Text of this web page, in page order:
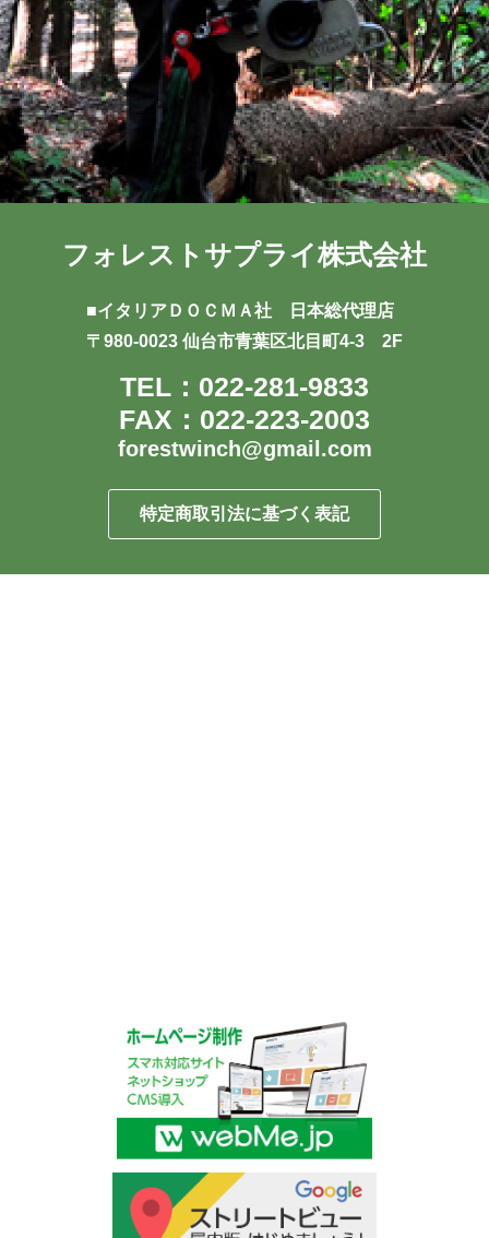
フォレストサプライ株式会社
■イタリアＤＯＣＭＡ社 日本総代理店
〒980-0023 仙台市青葉区北目町4-3 2F
TEL：022-281-9833
FAX：022-223-2003
forestwinch@gmail.com
特定商取引法に基づく表記